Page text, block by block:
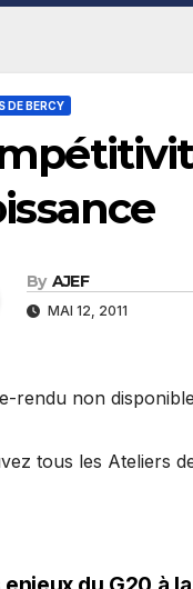
DE BERCY
By AJEF
MAI 12, 2011
rendu non disponible
tous les Ateliers